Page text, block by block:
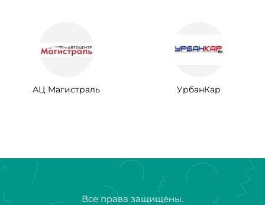
АЦ Магистраль УрбанКар
Все права защищены.